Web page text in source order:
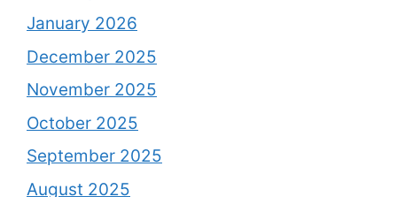
January 2026
December 2025
November 2025
October 2025
September 2025
August 2025